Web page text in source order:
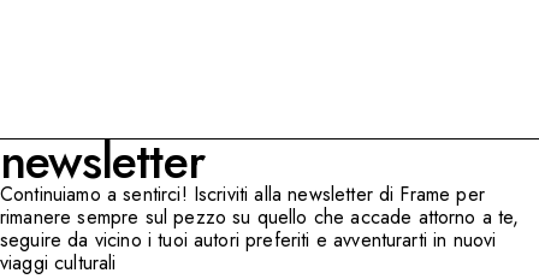
newsletter
Continuiamo a sentirci! Iscriviti alla newsletter di Frame per
rimanere sempre sul pezzo su quello che accade attorno a te,
seguire da vicino i tuoi autori preferiti e avventurarti in nuovi
viaggi culturali